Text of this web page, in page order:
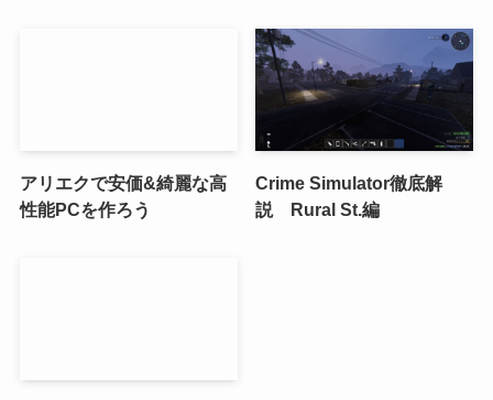
アリエクで安価&綺麗な高
性能PCを作ろう
Crime Simulator徹底解
説 Rural St.編